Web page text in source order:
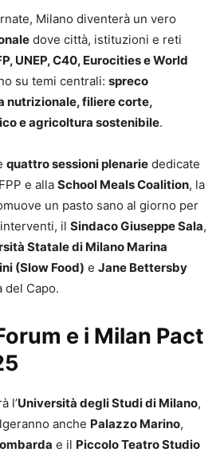
Milano diventerà un vero
dove città, istituzioni e reti
UNEP, C40, Eurocities e World
su temi centrali: spreco
nutrizionale, filiere corte,
e agricoltura sostenibile.
quattro sessioni plenarie dedicate
e alla School Meals Coalition, la
un pasto sano al giorno per
il Sindaco Giuseppe Sala,
Statale di Milano Marina
(Slow Food) e Jane Bettersby
del Capo.
e i Milan Pact
l’Università degli Studi di Milano,
anche Palazzo Marino,
e il Piccolo Teatro Studio